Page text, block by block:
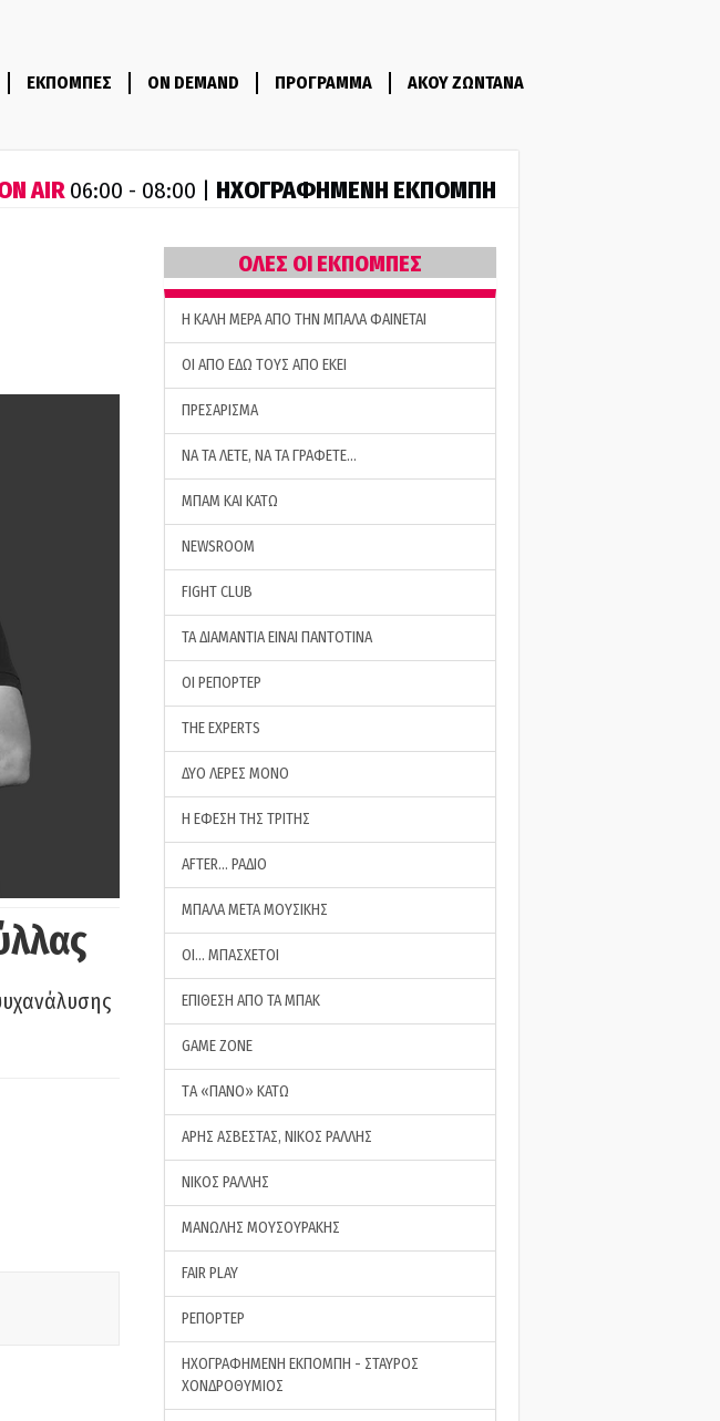
ΕΚΠΟΜΠΕΣ ON DEMAND ΠΡΟΓΡΑΜΜΑ ΑΚΟΥ ΖΩΝΤΑΝΑ
AIR06:00 - 08:00 | ΗΧΟΓΡΑΦΗΜΕΝΗ ΕΚΠΟΜΠΗ
ΟΛΕΣ ΟΙ ΕΚΠΟΜΠΕΣ
H ΚΑΛΗ ΜΕΡΑ ΑΠΟ ΤΗΝ ΜΠΑΛΑ ΦΑΙΝΕΤΑΙ
ΟΙ ΑΠΟ ΕΔΩ ΤΟΥΣ ΑΠΟ ΕΚΕΙ
ΠΡΕΣΑΡΙΣΜΑ
ΝΑ ΤΑ ΛΕΤΕ, ΝΑ ΤΑ ΓΡΑΦΕΤΕ…
ΜΠΑΜ ΚΑΙ ΚΑΤΩ
NEWSROOM
FIGHT CLUB
ΤΑ ΔΙΑΜΑΝΤΙΑ ΕΙΝΑΙ ΠΑΝΤΟΤΙΝΑ
ΟΙ ΡΕΠΟΡΤΕΡ
THE EXPERTS
ΔΥΟ ΛΕΡΕΣ ΜΟΝΟ
Η ΕΦΕΣΗ ΤΗΣ ΤΡΙΤΗΣ
AFTER… ΡΑΔΙΟ
ΜΠΑΛΑ ΜΕΤΑ ΜΟΥΣΙΚΗΣ
ΟΙ… ΜΠΑΣΧΕΤΟΙ
ΕΠΙΘΕΣΗ ΑΠΟ ΤΑ ΜΠΑΚ
GAME ZONE
ΤA «ΠΑΝΟ» ΚΑΤΩ
ΑΡΗΣ ΑΣΒΕΣΤΑΣ, ΝΙΚΟΣ ΡΑΛΛΗΣ
ΝΙΚΟΣ ΡΑΛΛΗΣ
ΜΑΝΩΛΗΣ ΜΟΥΣΟΥΡΑΚΗΣ
FAIR PLAY
ΡΕΠΟΡΤΕΡ
ΗΧΟΓΡΑΦΗΜΕΝΗ ΕΚΠΟΜΠΗ - ΣΤΑΥΡΟΣ
ΧΟΝΔΡΟΘΥΜΙΟΣ